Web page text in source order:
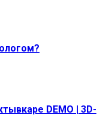
DEMO | 3D-